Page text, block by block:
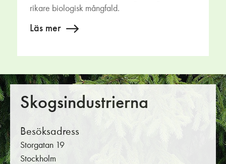
rikare biologisk mångfald.
Läs mer
Skogsindustrierna
Besöksadress
Storgatan 19
Stockholm